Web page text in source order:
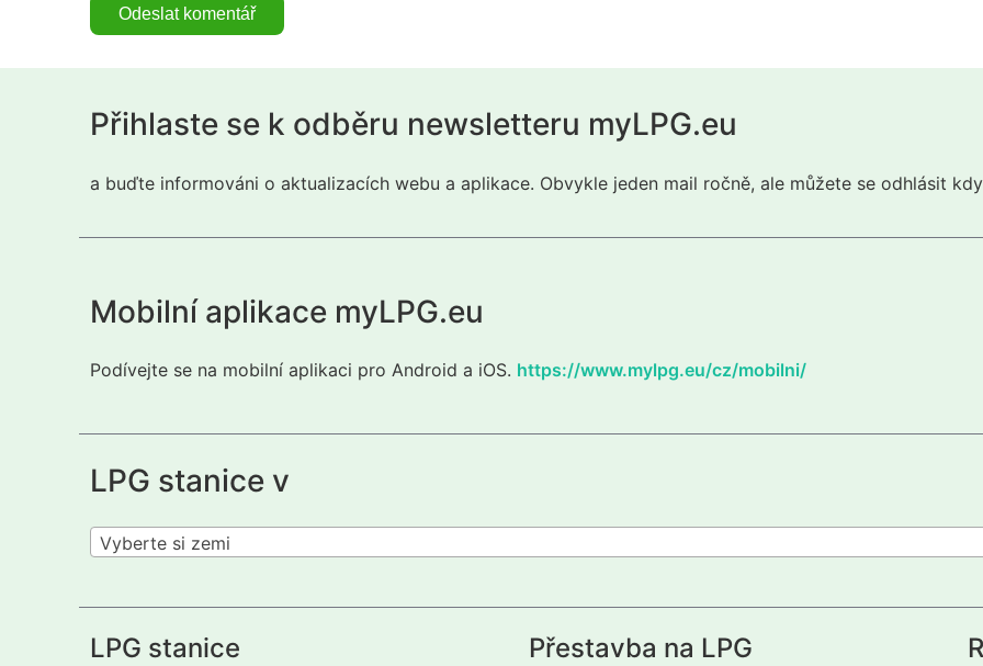
Přihlaste se k odběru newsletteru myLPG.eu
a buďte informováni o aktualizacích webu a aplikace. Obvykle jeden mail ročně, ale můžete se odhlásit
Mobilní aplikace myLPG.eu
Podívejte se na mobilní aplikaci pro Android a iOS. https://www.mylpg.eu/cz/mobilni/
LPG stanice v
Vyberte si zemi
LPG stanice Přestavba na LPG